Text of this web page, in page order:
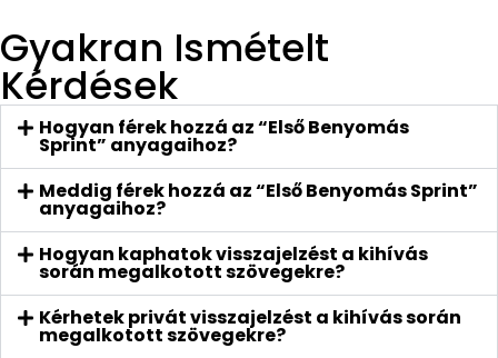
Gyakran Ismételt
Kérdések
Hogyan férek hozzá az “Első Benyomás
Sprint” anyagaihoz?
Meddig férek hozzá az “Első Benyomás Sprint”
anyagaihoz?
Hogyan kaphatok visszajelzést a kihívás
során megalkotott szövegekre?
Kérhetek privát visszajelzést a kihívás során
megalkotott szövegekre?